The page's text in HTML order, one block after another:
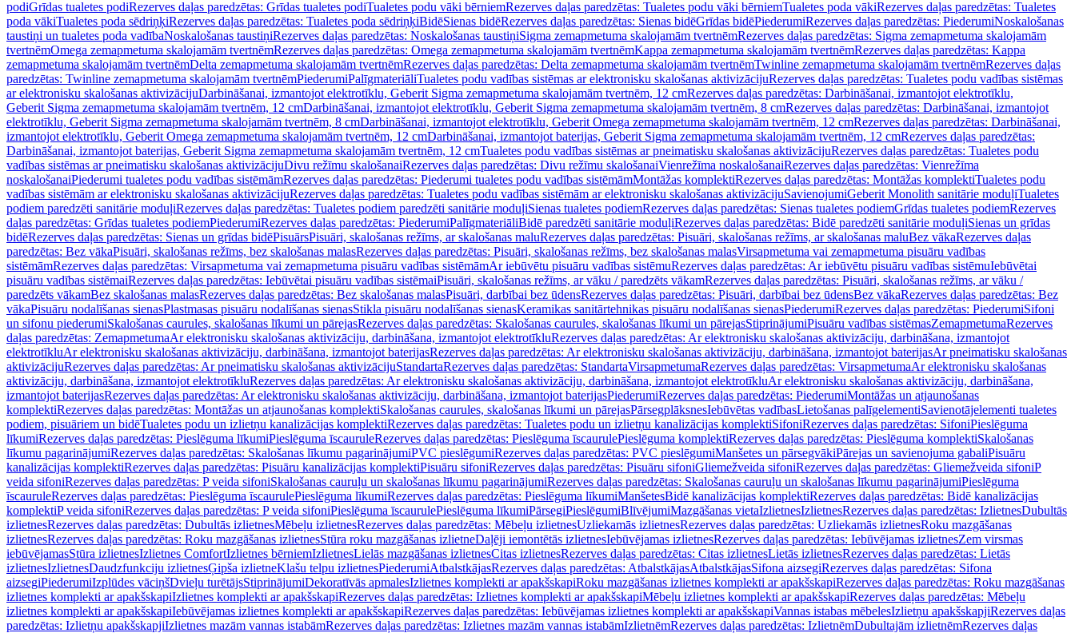
podiGrīdas tualetes podiRezerves daļas paredzētas: Grīdas tualetes podiTualetes podu vāki bērniemRezerves daļas paredzētas: Tualetes podu vāki bērniemTualetes poda vākiRezerves daļas paredzētas: Tualetes
poda vākiTualetes poda sēdriņķiRezerves daļas paredzētas: Tualetes poda sēdriņķiBidēSienas bidēRezerves daļas paredzētas: Sienas bidēGrīdas bidēPiederumiRezerves daļas paredzētas: PiederumiNoskalošanas
taustiņi un tualetes poda vadībaNoskalošanas taustiņiRezerves daļas paredzētas: Noskalošanas taustiņiSigma zemapmetuma skalojamām tvertnēmRezerves daļas paredzētas: Sigma zemapmetuma skalojamām
tvertnēmOmega zemapmetuma skalojamām tvertnēmRezerves daļas paredzētas: Omega zemapmetuma skalojamām tvertnēmKappa zemapmetuma skalojamām tvertnēmRezerves daļas paredzētas: Kappa
zemapmetuma skalojamām tvertnēmDelta zemapmetuma skalojamām tvertnēmRezerves daļas paredzētas: Delta zemapmetuma skalojamām tvertnēmTwinline zemapmetuma skalojamām tvertnēmRezerves daļas
paredzētas: Twinline zemapmetuma skalojamām tvertnēmPiederumiPalīgmateriāliTualetes podu vadības sistēmas ar elektronisku skalošanas aktivizācijuRezerves daļas paredzētas: Tualetes podu vadības sistēmas
ar elektronisku skalošanas aktivizācijuDarbināšanai, izmantojot elektrotīklu, Geberit Sigma zemapmetuma skalojamām tvertnēm, 12 cmRezerves daļas paredzētas: Darbināšanai, izmantojot elektrotīklu,
Geberit Sigma zemapmetuma skalojamām tvertnēm, 12 cmDarbināšanai, izmantojot elektrotīklu, Geberit Sigma zemapmetuma skalojamām tvertnēm, 8 cmRezerves daļas paredzētas: Darbināšanai, izmantojot
elektrotīklu, Geberit Sigma zemapmetuma skalojamām tvertnēm, 8 cmDarbināšanai, izmantojot elektrotīklu, Geberit Omega zemapmetuma skalojamām tvertnēm, 12 cmRezerves daļas paredzētas: Darbināšanai,
izmantojot elektrotīklu, Geberit Omega zemapmetuma skalojamām tvertnēm, 12 cmDarbināšanai, izmantojot baterijas, Geberit Sigma zemapmetuma skalojamām tvertnēm, 12 cmRezerves daļas paredzētas:
Darbināšanai, izmantojot baterijas, Geberit Sigma zemapmetuma skalojamām tvertnēm, 12 cmTualetes podu vadības sistēmas ar pneimatisku skalošanas aktivizācijuRezerves daļas paredzētas: Tualetes podu
vadības sistēmas ar pneimatisku skalošanas aktivizācijuDivu režīmu skalošanaiRezerves daļas paredzētas: Divu režīmu skalošanaiVienrežīma noskalošanaiRezerves daļas paredzētas: Vienrežīma
noskalošanaiPiederumi tualetes podu vadības sistēmāmRezerves daļas paredzētas: Piederumi tualetes podu vadības sistēmāmMontāžas komplektiRezerves daļas paredzētas: Montāžas komplektiTualetes podu
vadības sistēmām ar elektronisku skalošanas aktivizācijuRezerves daļas paredzētas: Tualetes podu vadības sistēmām ar elektronisku skalošanas aktivizācijuSavienojumiGeberit Monolith sanitārie moduļiTualetes
podiem paredzēti sanitārie moduļiRezerves daļas paredzētas: Tualetes podiem paredzēti sanitārie moduļiSienas tualetes podiemRezerves daļas paredzētas: Sienas tualetes podiemGrīdas tualetes podiemRezerves
daļas paredzētas: Grīdas tualetes podiemPiederumiRezerves daļas paredzētas: PiederumiPalīgmateriāliBidē paredzēti sanitārie moduļiRezerves daļas paredzētas: Bidē paredzēti sanitārie moduļiSienas un grīdas
bidēRezerves daļas paredzētas: Sienas un grīdas bidēPisuārsPisuāri, skalošanas režīms, ar skalošanas maluRezerves daļas paredzētas: Pisuāri, skalošanas režīms, ar skalošanas maluBez vākaRezerves daļas
paredzētas: Bez vākaPisuāri, skalošanas režīms, bez skalošanas malasRezerves daļas paredzētas: Pisuāri, skalošanas režīms, bez skalošanas malasVirsapmetuma vai zemapmetuma pisuāru vadības
sistēmāmRezerves daļas paredzētas: Virsapmetuma vai zemapmetuma pisuāru vadības sistēmāmAr iebūvētu pisuāru vadības sistēmuRezerves daļas paredzētas: Ar iebūvētu pisuāru vadības sistēmuIebūvētai
pisuāru vadības sistēmaiRezerves daļas paredzētas: Iebūvētai pisuāru vadības sistēmaiPisuāri, skalošanas režīms, ar vāku / paredzēts vākamRezerves daļas paredzētas: Pisuāri, skalošanas režīms, ar vāku /
paredzēts vākamBez skalošanas malasRezerves daļas paredzētas: Bez skalošanas malasPisuāri, darbībai bez ūdensRezerves daļas paredzētas: Pisuāri, darbībai bez ūdensBez vākaRezerves daļas paredzētas: Bez
vākaPisuāru nodalīšanas sienasPlastmasas pisuāru nodalīšanas sienasStikla pisuāru nodalīšanas sienasKeramikas sanitārtehnikas pisuāru nodalīšanas sienasPiederumiRezerves daļas paredzētas: PiederumiSifoni
un sifonu piederumiSkalošanas caurules, skalošanas līkumi un pārejasRezerves daļas paredzētas: Skalošanas caurules, skalošanas līkumi un pārejasStiprinājumiPisuāru vadības sistēmasZemapmetumaRezerves
daļas paredzētas: ZemapmetumaAr elektronisku skalošanas aktivizāciju, darbināšana, izmantojot elektrotīkluRezerves daļas paredzētas: Ar elektronisku skalošanas aktivizāciju, darbināšana, izmantojot
elektrotīkluAr elektronisku skalošanas aktivizāciju, darbināšana, izmantojot baterijasRezerves daļas paredzētas: Ar elektronisku skalošanas aktivizāciju, darbināšana, izmantojot baterijasAr pneimatisku skalošanas
aktivizācijuRezerves daļas paredzētas: Ar pneimatisku skalošanas aktivizācijuStandartaRezerves daļas paredzētas: StandartaVirsapmetumaRezerves daļas paredzētas: VirsapmetumaAr elektronisku skalošanas
aktivizāciju, darbināšana, izmantojot elektrotīkluRezerves daļas paredzētas: Ar elektronisku skalošanas aktivizāciju, darbināšana, izmantojot elektrotīkluAr elektronisku skalošanas aktivizāciju, darbināšana,
izmantojot baterijasRezerves daļas paredzētas: Ar elektronisku skalošanas aktivizāciju, darbināšana, izmantojot baterijasPiederumiRezerves daļas paredzētas: PiederumiMontāžas un atjaunošanas
komplektiRezerves daļas paredzētas: Montāžas un atjaunošanas komplektiSkalošanas caurules, skalošanas līkumi un pārejasPārsegplāksnesIebūvētas vadībasLietošanas palīgelementiSavienotājelementi tualetes
podiem, pisuāriem un bidēTualetes podu un izlietņu kanalizācijas komplektiRezerves daļas paredzētas: Tualetes podu un izlietņu kanalizācijas komplektiSifoniRezerves daļas paredzētas: SifoniPieslēguma
līkumiRezerves daļas paredzētas: Pieslēguma līkumiPieslēguma īscauruleRezerves daļas paredzētas: Pieslēguma īscaurulePieslēguma komplektiRezerves daļas paredzētas: Pieslēguma komplektiSkalošanas
līkumu pagarinājumiRezerves daļas paredzētas: Skalošanas līkumu pagarinājumiPVC pieslēgumiRezerves daļas paredzētas: PVC pieslēgumiManšetes un pārsegvākiPārejas un savienojuma gabaliPisuāru
kanalizācijas komplektiRezerves daļas paredzētas: Pisuāru kanalizācijas komplektiPisuāru sifoniRezerves daļas paredzētas: Pisuāru sifoniGliemežveida sifoniRezerves daļas paredzētas: Gliemežveida sifoniP
veida sifoniRezerves daļas paredzētas: P veida sifoniSkalošanas cauruļu un skalošanas līkumu pagarinājumiRezerves daļas paredzētas: Skalošanas cauruļu un skalošanas līkumu pagarinājumiPieslēguma
īscauruleRezerves daļas paredzētas: Pieslēguma īscaurulePieslēguma līkumiRezerves daļas paredzētas: Pieslēguma līkumiManšetesBidē kanalizācijas komplektiRezerves daļas paredzētas: Bidē kanalizācijas
komplektiP veida sifoniRezerves daļas paredzētas: P veida sifoniPieslēguma īscaurulePieslēguma līkumiPārsegiPieslēgumiBlīvējumiMazgāšanas vietaIzlietnesIzlietnesRezerves daļas paredzētas: IzlietnesDubultās
izlietnesRezerves daļas paredzētas: Dubultās izlietnesMēbeļu izlietnesRezerves daļas paredzētas: Mēbeļu izlietnesUzliekamās izlietnesRezerves daļas paredzētas: Uzliekamās izlietnesRoku mazgāšanas
izlietnesRezerves daļas paredzētas: Roku mazgāšanas izlietnesStūra roku mazgāšanas izlietneDaļēji iemontētās izlietnesIebūvējamas izlietnesRezerves daļas paredzētas: Iebūvējamas izlietnesZem virsmas
iebūvējamasStūra izlietnesIzlietnes ComfortIzlietnes bērniemIzlietnesLielās mazgāšanas izlietnesCitas izlietnesRezerves daļas paredzētas: Citas izlietnesLietās izlietnesRezerves daļas paredzētas: Lietās
izlietnesIzlietnesDaudzfunkciju izlietnesĢipša izlietneKlašu telpu izlietnesPiederumiAtbalstkājasRezerves daļas paredzētas: AtbalstkājasAtbalstkājasSifona aizsegiRezerves daļas paredzētas: Sifona
aizsegiPiederumiIzplūdes vāciņšDvieļu turētājsStiprinājumiDekoratīvās apmalesIzlietnes komplekti ar apakšskapiRoku mazgāšanas izlietnes komplekti ar apakšskapiRezerves daļas paredzētas: Roku mazgāšanas
izlietnes komplekti ar apakšskapiIzlietnes komplekti ar apakšskapiRezerves daļas paredzētas: Izlietnes komplekti ar apakšskapiMēbeļu izlietnes komplekti ar apakšskapiRezerves daļas paredzētas: Mēbeļu
izlietnes komplekti ar apakšskapiIebūvējamas izlietnes komplekti ar apakšskapiRezerves daļas paredzētas: Iebūvējamas izlietnes komplekti ar apakšskapiVannas istabas mēbelesIzlietņu apakšskapjiRezerves daļas
paredzētas: Izlietņu apakšskapjiIzlietnes mazām vannas istabāmRezerves daļas paredzētas: Izlietnes mazām vannas istabāmIzlietnēmRezerves daļas paredzētas: IzlietnēmDubultajām izlietnēmRezerves daļas